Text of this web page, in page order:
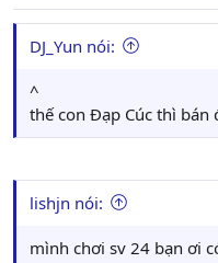
DJ_Yun nói:
^
thế con Đạp Cúc thì bán
lishjn nói:
mình chơi sv 24 bạn ơi